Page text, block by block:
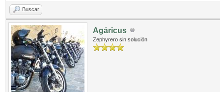
Buscar
Agáricus
Zephyrero sin solución